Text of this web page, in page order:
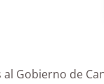
al Gobierno